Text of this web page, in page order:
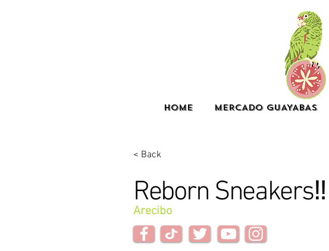
HOME MERCADO GUAYABAS
< Back
Reborn Sneakers‼️
Arecibo